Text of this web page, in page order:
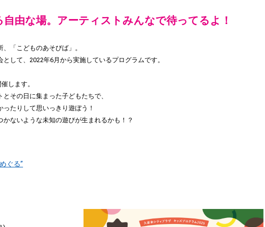
由な場。アーティストみんなで待ってるよ！
「こどものあそびば」。
して、2022年6月から実施しているプログラムです。
します。
その日に集まった子どもたちで、
たりして思いっきり遊ぼう！
ないような未知の遊びが生まれるかも！？
ぐる”